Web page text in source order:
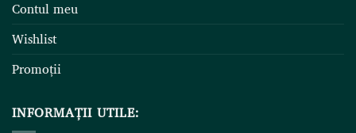
Contul meu
Wishlist
Promoții
INFORMAȚII UTILE: